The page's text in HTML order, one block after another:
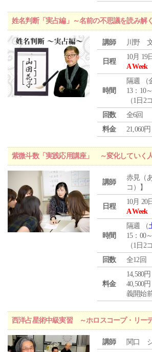
姓名判断「実占編」～名前の不思議を読み解
講師 川野
日程
10月 19
A Week
時間
隔週 （
13：10
（1日2
回数
全6回
料金
21,060
紫微斗数「実践応用講座」 ～変化していく
講師
赤見（
コ）】
日程
10月 20
A Week
時間
隔週 （
15：00
（1日2
回数
全12回
料金
14,580
40,500
義開始
西洋占星術中級実習 ～ホロスコープ・リー
講師 関口